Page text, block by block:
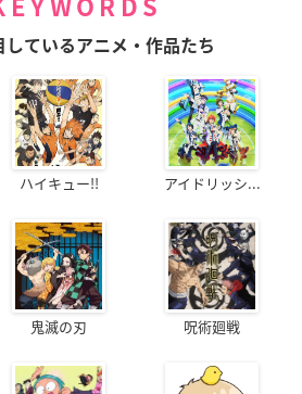
しているアニメ・作品たち
ハイキュー!! アイドリッシ...
鬼滅の刃 呪術廻戦